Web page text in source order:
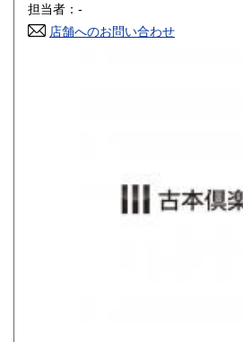
高知県 800円
1,200円
担当者：-
店舗へのお問い合わせ